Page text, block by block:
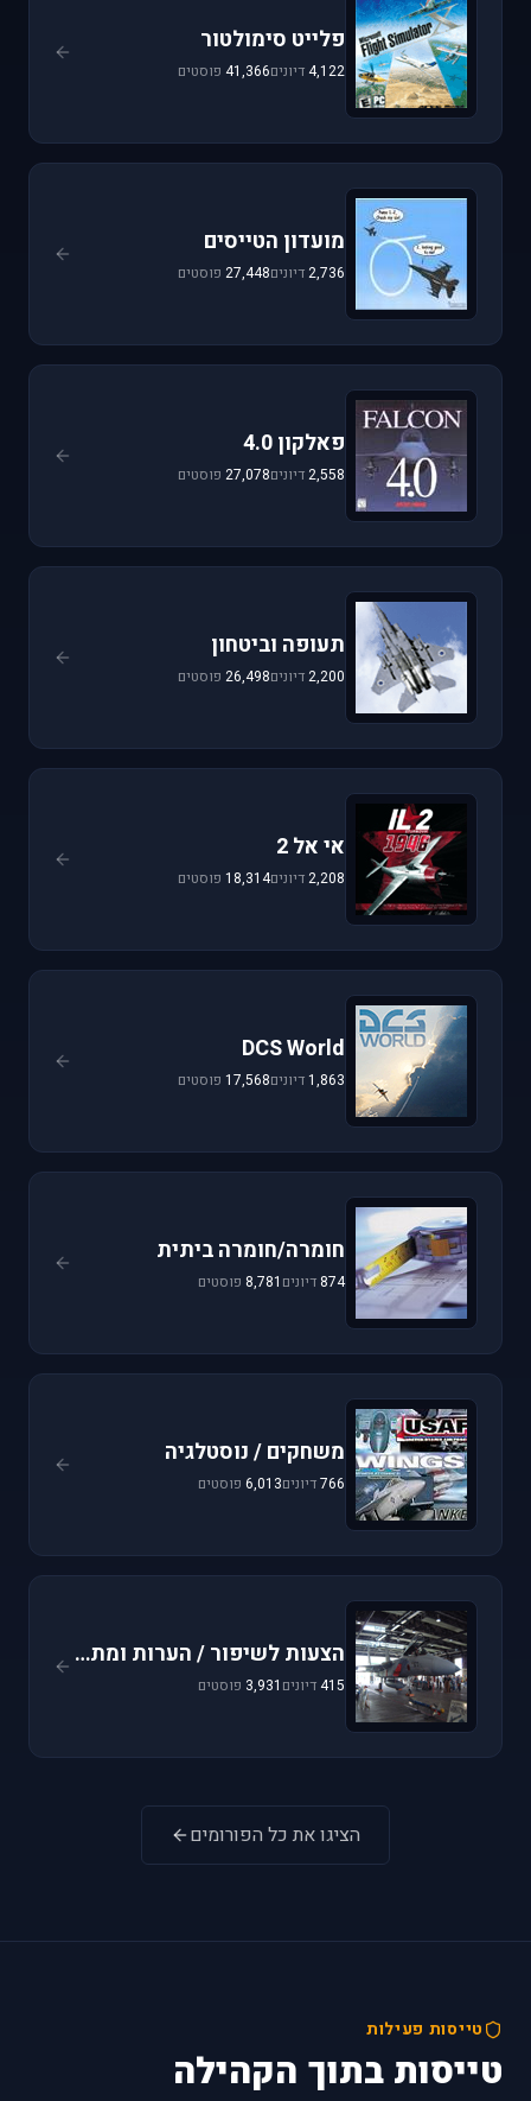
פלייט סימולטור
4,122דיונים41,366 פוסטים
מועדון הטייסים
2,736דיונים27,448 פוסטים
פאלקון 4.0
2,558דיונים27,078 פוסטים
תעופה וביטחון
2,200דיונים26,498 פוסטים
אי אל 2
2,208דיונים18,314 פוסטים
DCS World
1,863דיונים17,568 פוסטים
חומרה/חומרה ביתית
874דיונים 8,781 פוסטים
משחקים / נוסטלגיה
766דיונים6,013 פוסטים
הצעות לשיפור / הערות ומתן פידבק
415דיונים 3,931 פוסטים
הציגו את כל הפורומים
טייסות פעילות
טייסות בתוך הקהילה